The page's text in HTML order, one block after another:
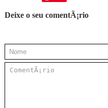
Deixe o seu comentÃ¡rio